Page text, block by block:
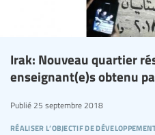
Irak: Nouveau quartier
enseignant(e)s obtenu
réaliser l’objectif de
Publié 25 septembre 2018